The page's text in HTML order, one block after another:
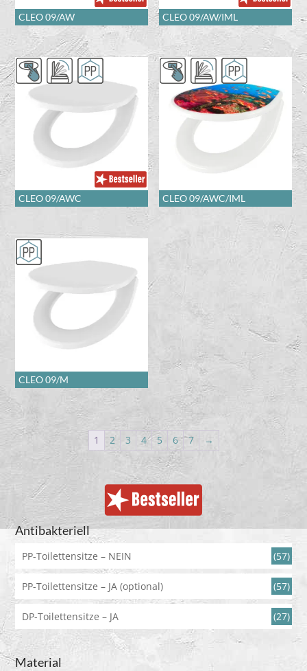
Antibakteriell
PP-Toilettensitze – NEIN (57)
PP-Toilettensitze – JA (optional) (57)
DP-Toilettensitze – JA (27)
Material
CLEO 09/AW CLEO 09/AW/IML
CLEO 09/AWC CLEO 09/AWC/IML
CLEO 09/M
1 2 3 4 5 6 7 →